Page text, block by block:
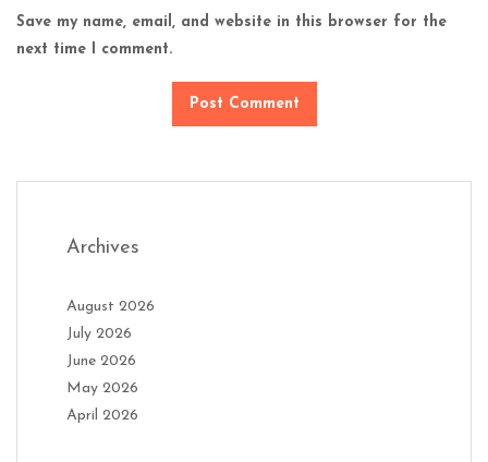
Save my name, email, and website in this browser for the
next time I comment.
Archives
August 2026
July 2026
June 2026
May 2026
April 2026